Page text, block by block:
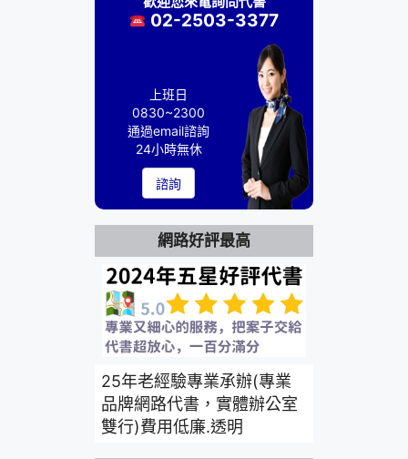
02-2503-3377
上班日
0830~2300
通過email諮詢
24小時無休
諮詢
網路好評最高
25年老經驗專業承辦(專業
品牌網路代書，實體辦公室
雙行)費用低廉.透明